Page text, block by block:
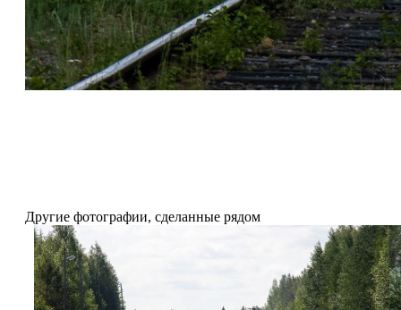
Другие фотографии, сделанные рядом